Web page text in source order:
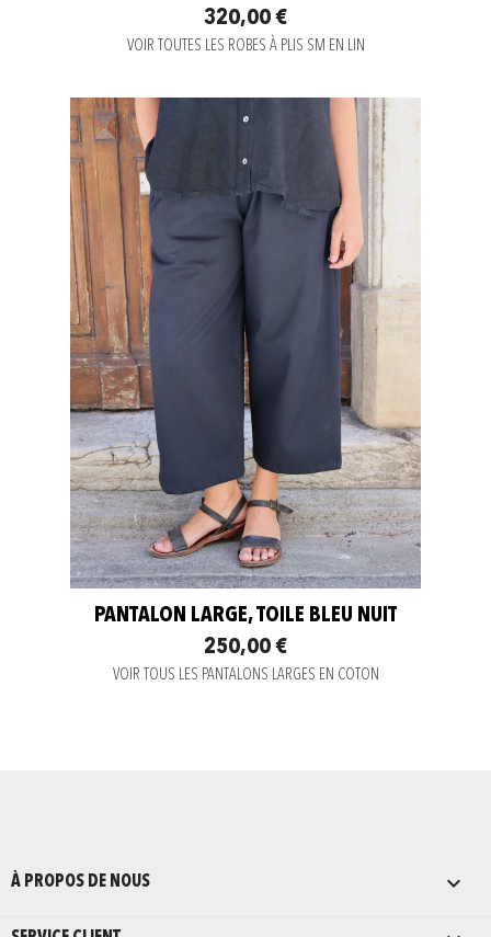
320,00 €
VOIR TOUTES LES ROBES À PLIS SM EN LIN
PANTALON LARGE, TOILE BLEU NUIT
250,00 €
VOIR TOUS LES PANTALONS LARGES EN COTON
À PROPOS DE NOUS 